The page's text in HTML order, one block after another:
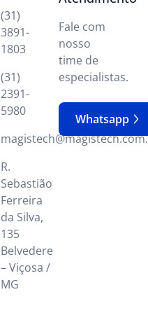
(31)
3891-
1803
(31)
2391-
5980
R.
Sebastião
Ferreira
da Silva,
135
Belvedere
– Viçosa /
MG
Fale com
nosso
time de
especialistas.
Whatsapp